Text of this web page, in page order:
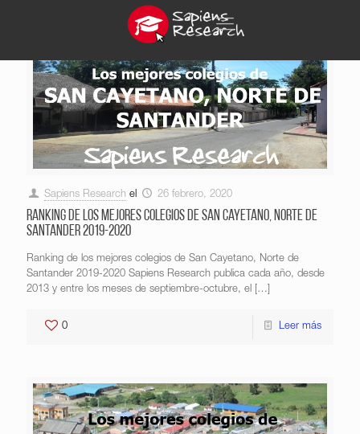
Sapiens Research el 26 febrero, 2020
Ranking de los mejores colegios de San Cayetano, Norte de
Santander 2019-2020
Ranking de los mejores colegios de San Cayetano, Norte de
Santander 2019-2020 Sapiens Research publica cada año, desde
2013 y entre los meses de septiembre-octubre, el […]
0 Leer más